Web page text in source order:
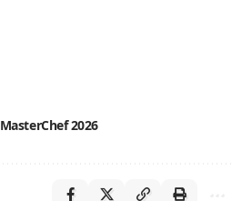
MasterChef 2026